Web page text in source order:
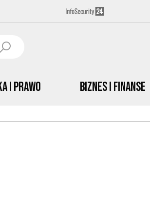
i prawo Biznes i Finanse